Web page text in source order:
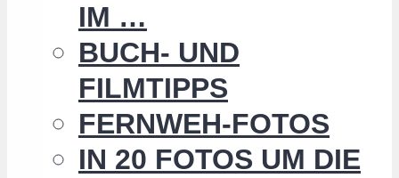
IM …
BUCH- UND
FILMTIPPS
FERNWEH-FOTOS
IN 20 FOTOS UM DIE